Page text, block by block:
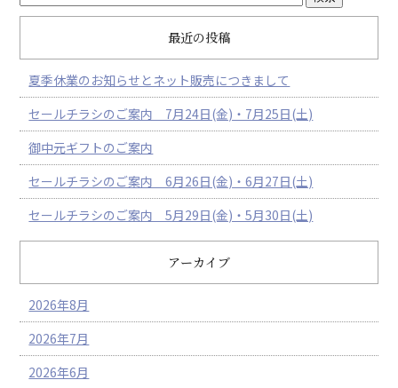
最近の投稿
夏季休業のお知らせとネット販売につきまして
セールチラシのご案内 7月24日(金)・7月25日(土)
御中元ギフトのご案内
セールチラシのご案内 6月26日(金)・6月27日(土)
セールチラシのご案内 5月29日(金)・5月30日(土)
アーカイブ
2026年8月
2026年7月
2026年6月